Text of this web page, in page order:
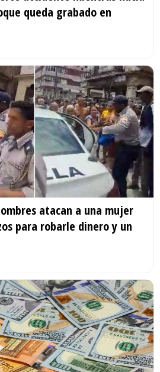
queda grabado en
atacan a una mujer
para robarle dinero y un